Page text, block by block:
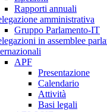
Rapporti annuali
amministrativa
Gruppo Parlamento-IT
in assemblee
APF
Presentazione
Calendario
Attività
Basi legali